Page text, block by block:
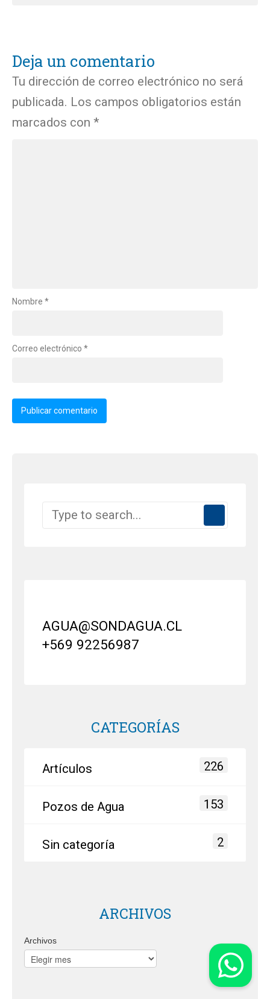
Deja un comentario
Tu dirección de correo electrónico no será
publicada. Los campos obligatorios están
marcados con *
Nombre *
Correo electrónico *
AGUA@SONDAGUA.CL
+569 92256987
CATEGORÍAS
Artículos 226
Pozos de Agua 153
Sin categoría 2
ARCHIVOS
Archivos